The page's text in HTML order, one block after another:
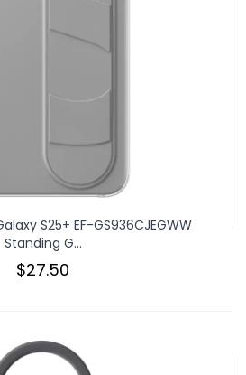
S25+ EF-GS936CJEGWW
Standing G...
$27.50